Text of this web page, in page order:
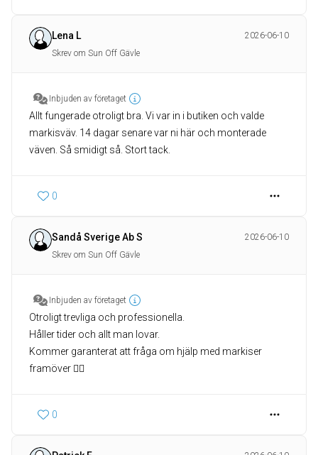
Lena L
2026-06-10
Skrev om Sun Off Gävle
Inbjuden av företaget
Allt fungerade otroligt bra. Vi var in i butiken och valde
markisväv. 14 dagar senare var ni här och monterade
väven. Så smidigt så. Stort tack.
0
Sandå Sverige Ab S
2026-06-10
Skrev om Sun Off Gävle
Inbjuden av företaget
Otroligt trevliga och professionella.
Håller tider och allt man lovar.
Kommer garanterat att fråga om hjälp med markiser
framöver 👍🏻
0